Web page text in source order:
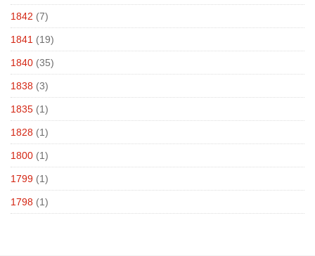
1842 (7)
1841 (19)
1840 (35)
1838 (3)
1835 (1)
1828 (1)
1800 (1)
1799 (1)
1798 (1)